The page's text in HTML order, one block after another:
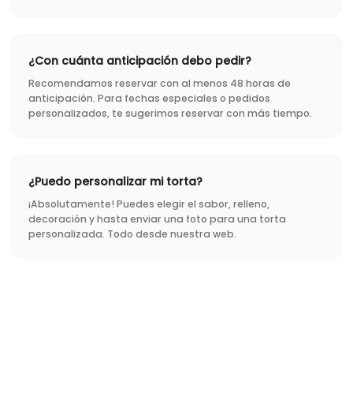
¿Con cuánta anticipación debo pedir?
Recomendamos reservar con al menos 48 horas de
anticipación. Para fechas especiales o pedidos
personalizados, te sugerimos reservar con más tiempo.
¿Puedo personalizar mi torta?
¡Absolutamente! Puedes elegir el sabor, relleno,
decoración y hasta enviar una foto para una torta
personalizada. Todo desde nuestra web.